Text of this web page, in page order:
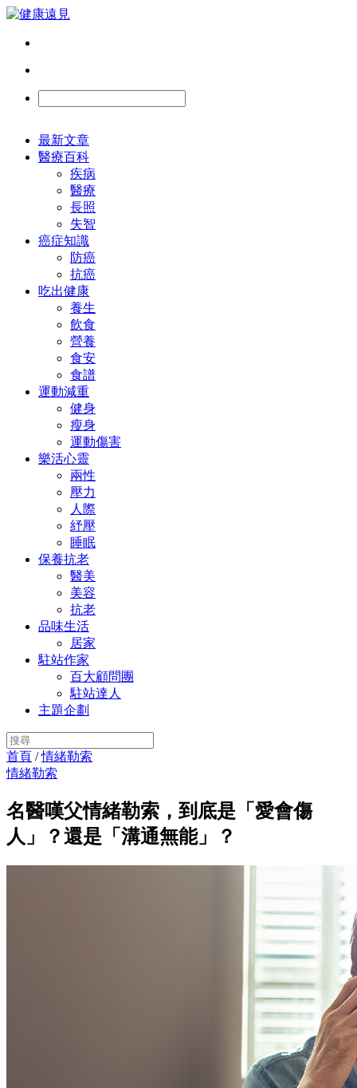
最新文章
醫療百科
疾病
醫療
長照
失智
癌症知識
防癌
抗癌
吃出健康
養生
飲食
營養
食安
食譜
運動減重
健身
瘦身
運動傷害
樂活心靈
兩性
壓力
人際
紓壓
睡眠
保養抗老
醫美
美容
抗老
品味生活
居家
駐站作家
百大顧問團
駐站達人
主題企劃
首頁 /情緒勒索
情緒勒索
名醫嘆父情緒勒索，到底是「愛會傷
人」？還是「溝通無能」？